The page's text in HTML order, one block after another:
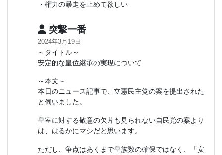
・権力の暴走を止めて欲しい
突撃一番
2024年3月19日
～タイトル～
安定的な皇位継承の実現について
～本文～
本日のニュース記事で、立憲民主党の案を提出された
と伺いました。
皇室に対する敬意の欠片も見られない自民党の案より
は、はるかにマシだと思います。
ただし、争点はあくまで皇族数の確保ではなく、「安